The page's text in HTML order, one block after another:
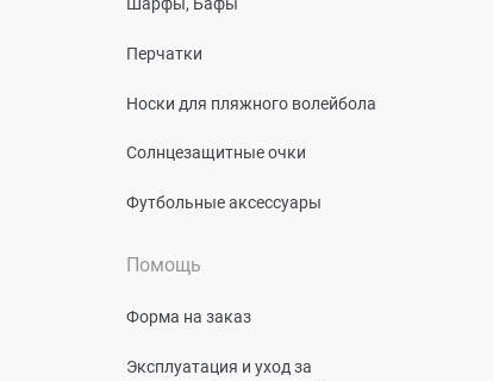
Перчатки
Носки для пляжного волейбола
Солнцезащитные очки
Футбольные аксессуары
Помощь
Форма на заказ
Эксплуатация и уход за